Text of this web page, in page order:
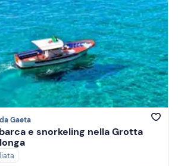
Gaeta
e snorkeling nella Grotta